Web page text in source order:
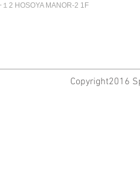
2 HOSOYA MANOR-2 1F
Copyright2016